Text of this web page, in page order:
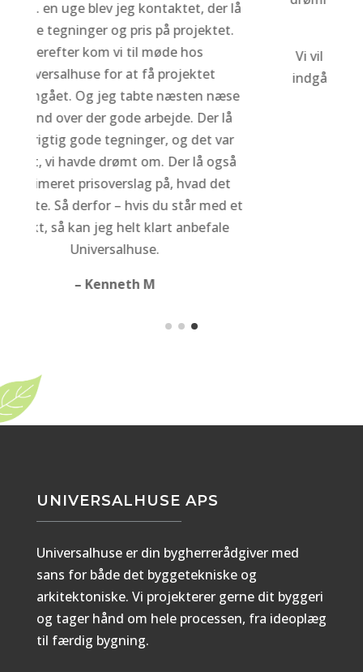
det eksisterende hus.
Vi vil på det varmeste anbefale andre at
indgå et samarbejde med Universalhuse.
Line og Mathis
UNIVERSALHUSE APS
Universalhuse er din bygherrerådgiver med
sans for både det byggetekniske og
arkitektoniske. Vi projekterer gerne dit byggeri
og tager hånd om hele processen, fra ideoplæg
til færdig bygning.